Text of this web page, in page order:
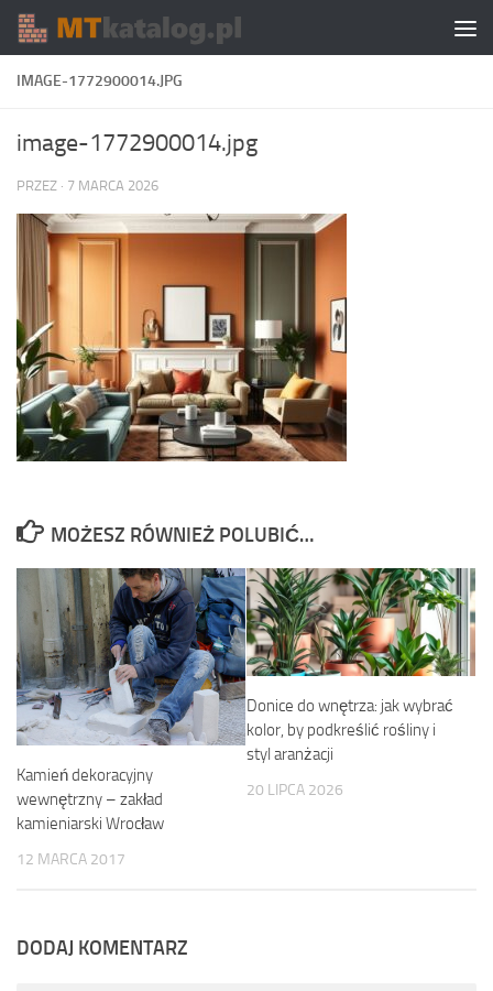
Skip to content
IMAGE-1772900014.JPG
image-1772900014.jpg
PRZEZ · 7 MARCA 2026
MOŻESZ RÓWNIEŻ POLUBIĆ…
Kamień dekoracyjny
wewnętrzny – zakład
kamieniarski Wrocław
12 MARCA 2017
Donice do wnętrza: jak wybrać
kolor, by podkreślić rośliny i
styl aranżacji
20 LIPCA 2026
DODAJ KOMENTARZ